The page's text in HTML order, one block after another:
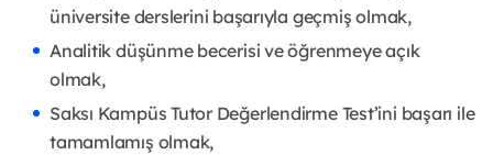
üniversite derslerini başarıyla geçmiş olmak,
Analitik düşünme becerisi ve öğrenmeye açık
olmak,
Saksı Kampüs Tutor Değerlendirme Test’ini başarı ile
tamamlamış olmak,